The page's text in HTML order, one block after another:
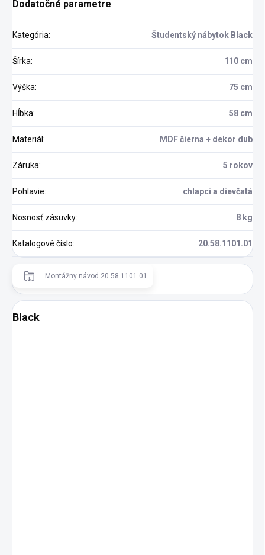
Dodatočné parametre
Kategória: Študentský nábytok Black
Šírka: 110 cm
Výška: 75 cm
Hĺbka: 58 cm
Materiál : MDF čierna + dekor dub
Záruka: 5 rokov
Pohlavie: chlapci a dievčatá
Nosnosť zásuvky: 8 kg
Katalogové číslo: 20.58.1101.01
Montážny návod 20.58.1101.01
Black